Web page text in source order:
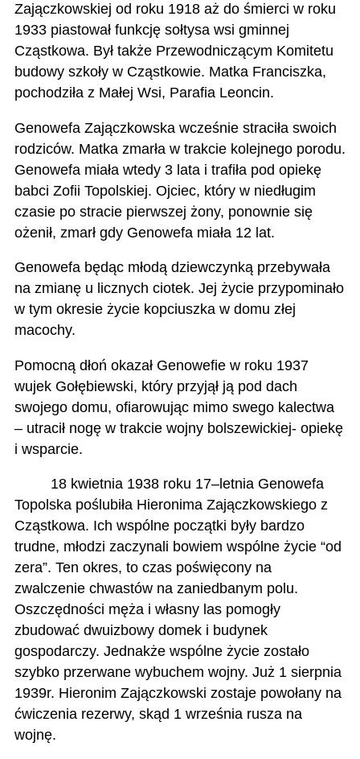
Zajączkowskiej od roku 1918 aż do śmierci w roku
1933 piastował funkcję sołtysa wsi gminnej
Cząstkowa. Był także Przewodniczącym Komitetu
budowy szkoły w Cząstkowie. Matka Franciszka,
pochodziła z Małej Wsi, Parafia Leoncin.
Genowefa Zajączkowska wcześnie straciła swoich
rodziców. Matka zmarła w trakcie kolejnego porodu.
Genowefa miała wtedy 3 lata i trafiła pod opiekę
babci Zofii Topolskiej. Ojciec, który w niedługim
czasie po stracie pierwszej żony, ponownie się
ożenił, zmarł gdy Genowefa miała 12 lat.
Genowefa będąc młodą dziewczynką przebywała
na zmianę u licznych ciotek. Jej życie przypominało
w tym okresie życie kopciuszka w domu złej
macochy.
Pomocną dłoń okazał Genowefie w roku 1937
wujek Gołębiewski, który przyjął ją pod dach
swojego domu, ofiarowując mimo swego kalectwa
– utracił nogę w trakcie wojny bolszewickiej- opiekę
i wsparcie.
18 kwietnia 1938 roku 17–letnia Genowefa
Topolska poślubiła Hieronima Zajączkowskiego z
Cząstkowa. Ich wspólne początki były bardzo
trudne, młodzi zaczynali bowiem wspólne życie “od
zera”. Ten okres, to czas poświęcony na
zwalczenie chwastów na zaniedbanym polu.
Oszczędności męża i własny las pomogły
zbudować dwuizbowy domek i budynek
gospodarczy. Jednakże wspólne życie zostało
szybko przerwane wybuchem wojny. Już 1 sierpnia
1939r. Hieronim Zajączkowski zostaje powołany na
ćwiczenia rezerwy, skąd 1 września rusza na
wojnę.